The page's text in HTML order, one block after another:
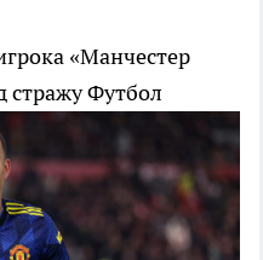
«Манчестер
стражуФутбол